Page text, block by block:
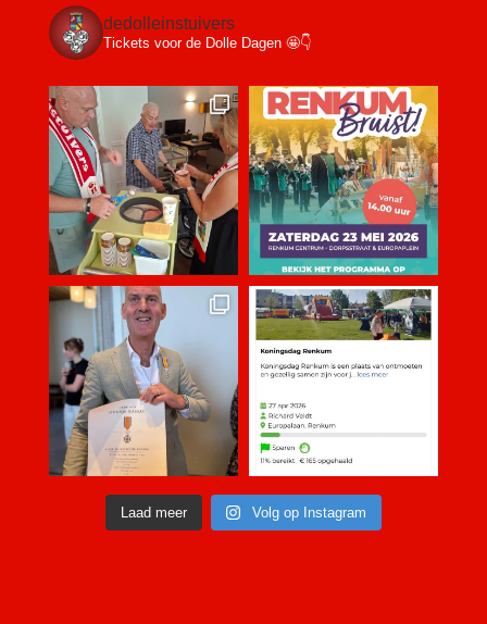
dedolleinstuivers
Tickets voor de Dolle Dagen 🤩👇
Laad meer Volg op Instagram